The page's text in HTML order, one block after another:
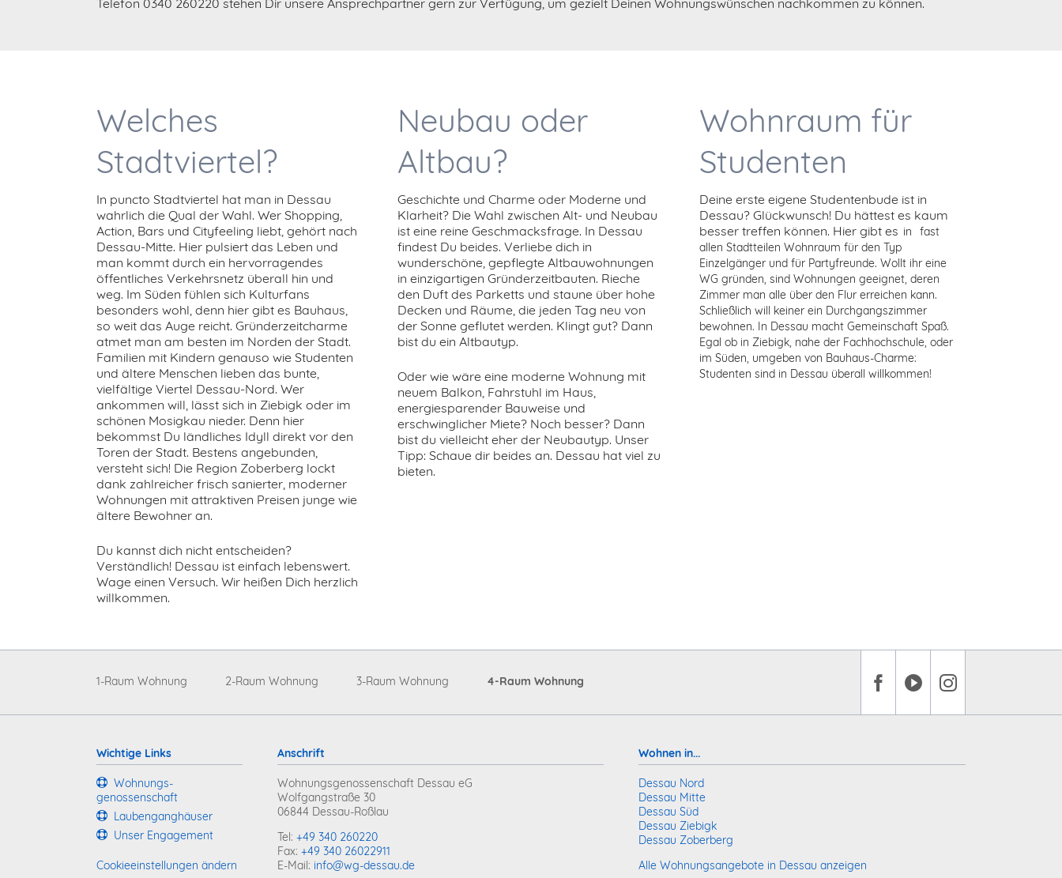
Telefon 0340 260220 stehen Dir unsere Ansprechpartner gern zur Verfügung, um gezielt Deinen Wohnungswünschen nachkommen zu können.
Welches
Stadtviertel?
In puncto Stadtviertel hat man in Dessau
wahrlich die Qual der Wahl. Wer Shopping,
Action, Bars und Cityfeeling liebt, gehört nach
Dessau-Mitte. Hier pulsiert das Leben und
man kommt durch ein hervorragendes
öffentliches Verkehrsnetz überall hin und
weg. Im Süden fühlen sich Kulturfans
besonders wohl, denn hier gibt es Bauhaus,
so weit das Auge reicht. Gründerzeitcharme
atmet man am besten im Norden der Stadt.
Familien mit Kindern genauso wie Studenten
und ältere Menschen lieben das bunte,
vielfältige Viertel Dessau-Nord. Wer
ankommen will, lässt sich in Ziebigk oder im
schönen Mosigkau nieder. Denn hier
bekommst Du ländliches Idyll direkt vor den
Toren der Stadt. Bestens angebunden,
versteht sich! Die Region Zoberberg lockt
dank zahlreicher frisch sanierter, moderner
Wohnungen mit attraktiven Preisen junge wie
ältere Bewohner an.
Du kannst dich nicht entscheiden?
Verständlich! Dessau ist einfach lebenswert.
Wage einen Versuch. Wir heißen Dich herzlich
willkommen.
Neubau oder
Altbau?
Geschichte und Charme oder Moderne und
Klarheit? Die Wahl zwischen Alt- und Neubau
ist eine reine Geschmacksfrage. In Dessau
findest Du beides. Verliebe dich in
wunderschöne, gepflegte Altbauwohnungen
in einzigartigen Gründerzeitbauten. Rieche
den Duft des Parketts und staune über hohe
Decken und Räume, die jeden Tag neu von
der Sonne geflutet werden. Klingt gut? Dann
bist du ein Altbautyp.
Oder wie wäre eine moderne Wohnung mit
neuem Balkon, Fahrstuhl im Haus,
energiesparender Bauweise und
erschwinglicher Miete? Noch besser? Dann
bist du vielleicht eher der Neubautyp. Unser
Tipp: Schaue dir beides an. Dessau hat viel zu
bieten.
Wohnraum für
Studenten
Deine erste eigene Studentenbude ist in
Dessau? Glückwunsch! Du hättest es kaum
besser treffen können. Hier gibt es in
fast
allen Stadtteilen Wohnraum für den Typ
Einzelgänger und für Partyfreunde. Wollt ihr eine
WG gründen, sind Wohnungen geeignet, deren
Zimmer man alle über den Flur erreichen kann.
Schließlich will keiner ein Durchgangszimmer
bewohnen. In Dessau macht Gemeinschaft Spaß.
Egal ob in Ziebigk, nahe der Fachhochschule, oder
im Süden, umgeben von Bauhaus-Charme:
Studenten sind in Dessau überall willkommen!
1-Raum Wohnung 2-Raum Wohnung 3-Raum Wohnung 4-Raum Wohnung
Wichtige Links
Wohnungs­
genossenschaft
Laubengang­häuser
Unser Engagement
Cookieeinstellungen ändern
Anschrift
Wohnungsgenossenschaft Dessau eG
Wolfgangstraße 30
06844 Dessau-Roßlau
Tel: +49 340 260220
Fax: +49 340 26022911
E-Mail: info@wg-dessau.de
Wohnen in...
Dessau Nord
Dessau Mitte
Dessau Süd
Dessau Ziebigk
Dessau Zoberberg
Alle Wohnungsangebote in Dessau anzeigen